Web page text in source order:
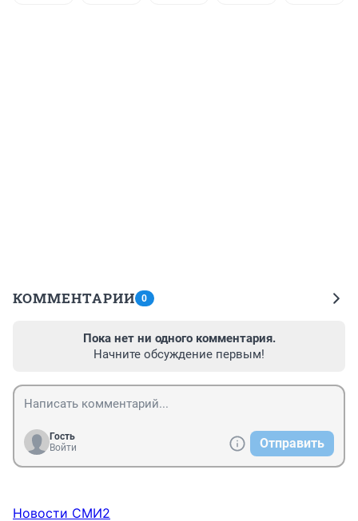
КОММЕНТАРИИ 0
Пока нет ни одного комментария.
Начните обсуждение первым!
Гость
Войти
Отправить
Новости СМИ2